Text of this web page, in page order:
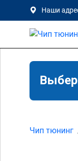
Наши
Чип тюнинг